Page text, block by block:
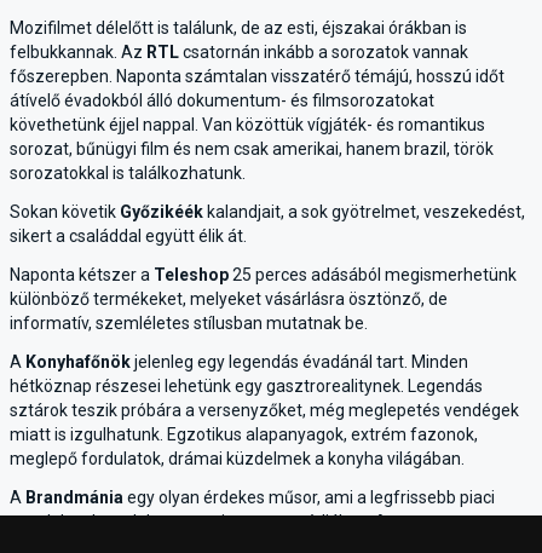
Mozifilmet délelőtt is találunk, de az esti, éjszakai órákban is
felbukkannak. Az RTLcsatornán inkább a sorozatok vannak
főszerepben. Naponta számtalan visszatérő témájú, hosszú időt
átívelő évadokból álló dokumentum- és filmsorozatokat
követhetünk éjjel nappal. Van közöttük vígjáték- és romantikus
sorozat, bűnügyi film és nem csak amerikai, hanem brazil, török
sorozatokkal is találkozhatunk.
Sokan követik Győzikéék kalandjait, a sok gyötrelmet, veszekedést,
sikert a családdal együtt élik át.
Naponta kétszer a Teleshop25 perces adásából megismerhetünk
különböző termékeket, melyeket vásárlásra ösztönző, de
informatív, szemléletes stílusban mutatnak be.
A Konyhafőnökjelenleg egy legendás évadánál tart. Minden
hétköznap részesei lehetünk egy gasztrorealitynek. Legendás
sztárok teszik próbára a versenyzőket, még meglepetés vendégek
miatt is izgulhatunk. Egzotikus alapanyagok, extrém fazonok,
meglepő fordulatok, drámai küzdelmek a konyha világában.
A Brandmánia egy olyan érdekes műsor, ami a legfrissebb piaci
trendeket, brandeket mutatja meg a médiában. A